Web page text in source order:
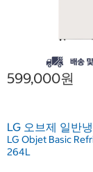
599,000원
LG 오브제 일반
LG Objet Basic
264L